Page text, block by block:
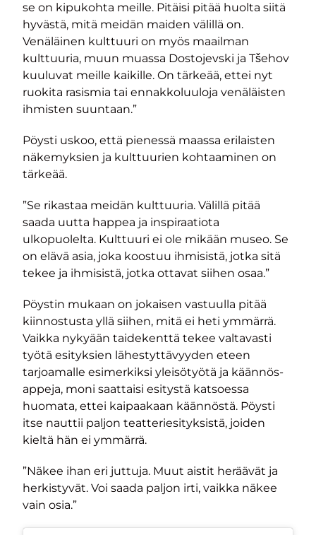
se on kipukohta meille. Pitäisi pitää huolta siitä
hyvästä, mitä meidän maiden välillä on.
Venäläinen kulttuuri on myös maailman
kulttuuria, muun muassa Dostojevski ja Tšehov
kuuluvat meille kaikille. On tärkeää, ettei nyt
ruokita rasismia tai ennakkoluuloja venäläisten
ihmisten suuntaan.”
Pöysti uskoo, että pienessä maassa erilaisten
näkemyksien ja kulttuurien kohtaaminen on
tärkeää.
”Se rikastaa meidän kulttuuria. Välillä pitää
saada uutta happea ja inspiraatiota
ulkopuolelta. Kulttuuri ei ole mikään museo. Se
on elävä asia, joka koostuu ihmisistä, jotka sitä
tekee ja ihmisistä, jotka ottavat siihen osaa.”
Pöystin mukaan on jokaisen vastuulla pitää
kiinnostusta yllä siihen, mitä ei heti ymmärrä.
Vaikka nykyään taidekenttä tekee valtavasti
työtä esityksien lähestyttävyyden eteen
tarjoamalle esimerkiksi yleisötyötä ja käännös-
appeja, moni saattaisi esitystä katsoessa
huomata, ettei kaipaakaan käännöstä. Pöysti
itse nauttii paljon teatteriesityksistä, joiden
kieltä hän ei ymmärrä.
”Näkee ihan eri juttuja. Muut aistit heräävät ja
herkistyvät. Voi saada paljon irti, vaikka näkee
vain osia.”